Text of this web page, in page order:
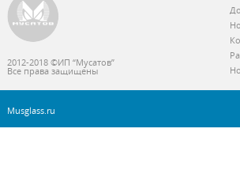
2012-2018 ©ИП “Мусатов”
Все права защищены
Musglass.ru